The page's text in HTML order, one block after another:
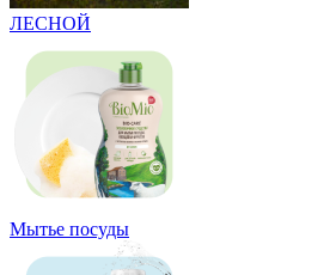
ЛЕСНОЙ
Мытье посуды